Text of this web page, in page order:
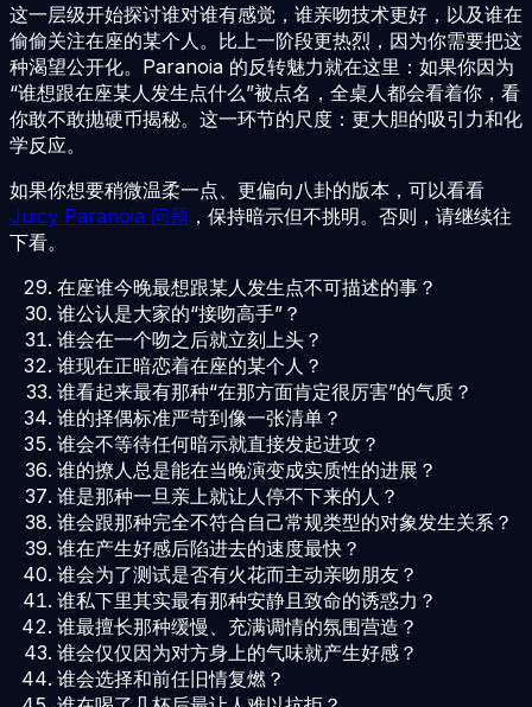
这一层级开始探讨谁对谁有感觉，谁亲吻技术更好，以及谁在
偷偷关注在座的某个人。比上一阶段更热烈，因为你需要把这
种渴望公开化。Paranoia 的反转魅力就在这里：如果你因为
“谁想跟在座某人发生点什么”被点名，全桌人都会看着你，看
你敢不敢抛硬币揭秘。这一环节的尺度：更大胆的吸引力和化
学反应。
如果你想要稍微温柔一点、更偏向八卦的版本，可以看看
Juicy Paranoia 问题 ，保持暗示但不挑明。否则，请继续往
下看。
在座谁今晚最想跟某人发生点不可描述的事？
谁公认是大家的“接吻高手”？
谁会在一个吻之后就立刻上头？
谁现在正暗恋着在座的某个人？
谁看起来最有那种“在那方面肯定很厉害”的气质？
谁的择偶标准严苛到像一张清单？
谁会不等待任何暗示就直接发起进攻？
谁的撩人总是能在当晚演变成实质性的进展？
谁是那种一旦亲上就让人停不下来的人？
谁会跟那种完全不符合自己常规类型的对象发生关系？
谁在产生好感后陷进去的速度最快？
谁会为了测试是否有火花而主动亲吻朋友？
谁私下里其实最有那种安静且致命的诱惑力？
谁最擅长那种缓慢、充满调情的氛围营造？
谁会仅仅因为对方身上的气味就产生好感？
谁会选择和前任旧情复燃？